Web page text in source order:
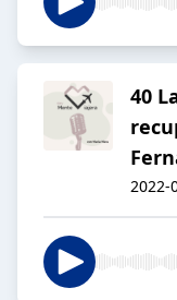
40
2022-